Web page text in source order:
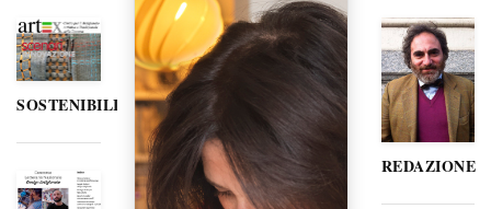
SOSTENIBILITÀ
REDAZIONE